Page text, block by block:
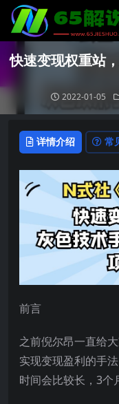
快速变现权重站
2022-01-05
详情介绍 常
前言
之前倪尔昂一直给
实现变现盈利的手
时间会比较长，3个